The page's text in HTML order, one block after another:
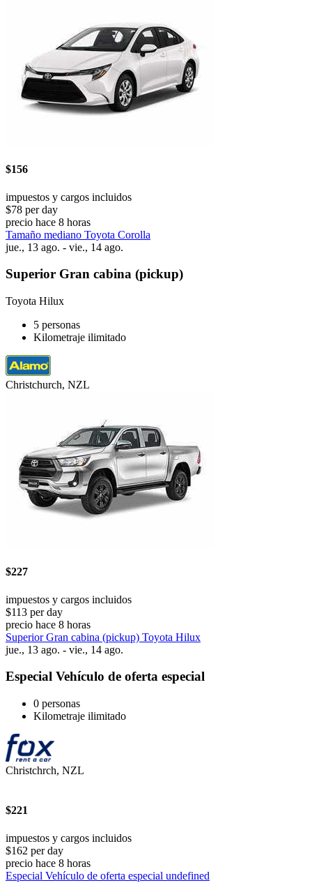
$156
impuestos y cargos incluidos
$78 per day
precio hace 8 horas
Tamaño mediano Toyota Corolla
jue., 13 ago. - vie., 14 ago.
Superior Gran cabina (pickup)
Toyota Hilux
5 personas
Kilometraje ilimitado
Christchurch, NZL
$227
impuestos y cargos incluidos
$113 per day
precio hace 8 horas
Superior Gran cabina (pickup) Toyota Hilux
jue., 13 ago. - vie., 14 ago.
Especial Vehículo de oferta especial
0 personas
Kilometraje ilimitado
Christchrch, NZL
$221
impuestos y cargos incluidos
$162 per day
precio hace 8 horas
Especial Vehículo de oferta especial undefined